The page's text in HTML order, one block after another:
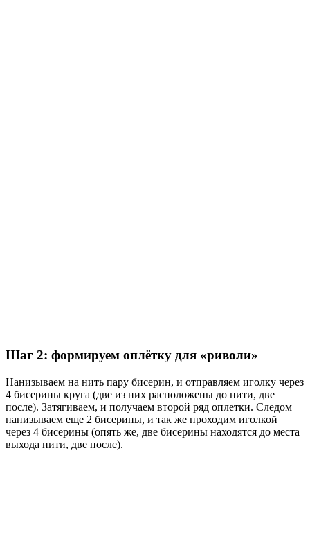
Шаг 2: формируем оплётку для «риволи»
Нанизываем на нить пару бисерин, и отправляем иголку через
4 бисерины круга (две из них расположены до нити, две
после). Затягиваем, и получаем второй ряд оплетки. Следом
нанизываем еще 2 бисерины, и так же проходим иголкой
через 4 бисерины (опять же, две бисерины находятся до места
выхода нити, две после).